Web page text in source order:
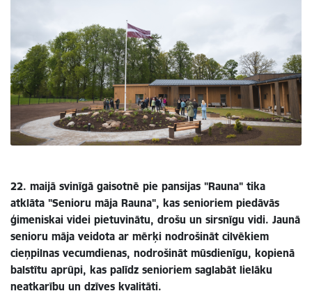
22. maijā svinīgā gaisotnē pie pansijas "Rauna" tika
atklāta "Senioru māja Rauna", kas senioriem piedāvās
ģimeniskai videi pietuvinātu, drošu un sirsnīgu vidi. Jaunā
senioru māja veidota ar mērķi nodrošināt cilvēkiem
cieņpilnas vecumdienas, nodrošināt mūsdienīgu, kopienā
balstītu aprūpi, kas palīdz senioriem saglabāt lielāku
neatkarību un dzīves kvalitāti.